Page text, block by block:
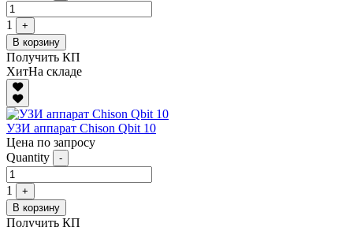
1
+
В корзину
Получить КП
ХитНа складе
УЗИ аппарат Chison Qbit 10
Цена по запросу
Quantity
-
1
+
В корзину
Получить КП